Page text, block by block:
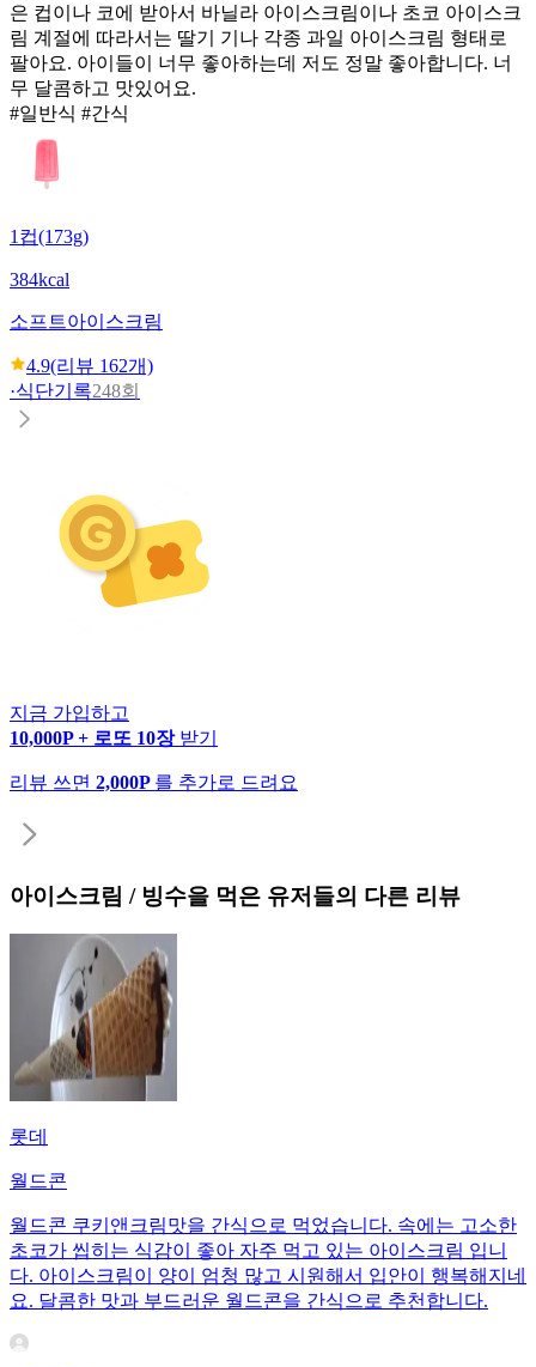
은 컵이나 코에 받아서 바닐라 아이스크림이나 초코 아이스크
림 계절에 따라서는 딸기 기나 각종 과일 아이스크림 형태로
팔아요. 아이들이 너무 좋아하는데 저도 정말 좋아합니다. 너
무 달콤하고 맛있어요.
#일반식 #간식
1컵(173g)
384kcal
소프트아이스크림
4.9(리뷰 162개)
·식단기록248회
지금 가입하고
10,000P + 로또 10장 받기
리뷰 쓰면 2,000P 를 추가로 드려요
아이스크림 / 빙수을 먹은 유저들의 다른 리뷰
롯데
월드콘
월드콘 쿠키앤크림맛을 간식으로 먹었습니다. 속에는 고소한
초코가 씹히는 식감이 좋아 자주 먹고 있는 아이스크림 입니
다. 아이스크림이 양이 엄청 많고 시원해서 입안이 행복해지네
요. 달콤한 맛과 부드러운 월드콘을 간식으로 추천합니다.